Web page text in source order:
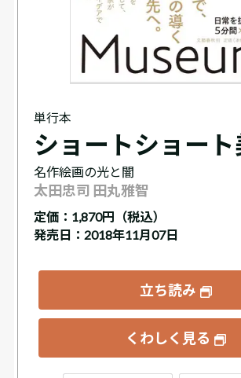
単行本
ショートショー
名作絵画の光と闇
太田忠司 田丸雅智
定価： 1,870円（税込）
発売日：2018年11月07日
立ち読み
くわしく見る